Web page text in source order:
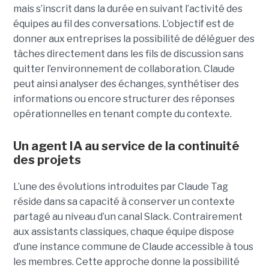
mais s’inscrit dans la durée en suivant l’activité des
équipes au fil des conversations. L’objectif est de
donner aux entreprises la possibilité de déléguer des
tâches directement dans les fils de discussion sans
quitter l’environnement de collaboration. Claude
peut ainsi analyser des échanges, synthétiser des
informations ou encore structurer des réponses
opérationnelles en tenant compte du contexte.
Un agent IA au service de la continuité
des projets
L’une des évolutions introduites par Claude Tag
réside dans sa capacité à conserver un contexte
partagé au niveau d’un canal Slack. Contrairement
aux assistants classiques, chaque équipe dispose
d’une instance commune de Claude accessible à tous
les membres. Cette approche donne la possibilité